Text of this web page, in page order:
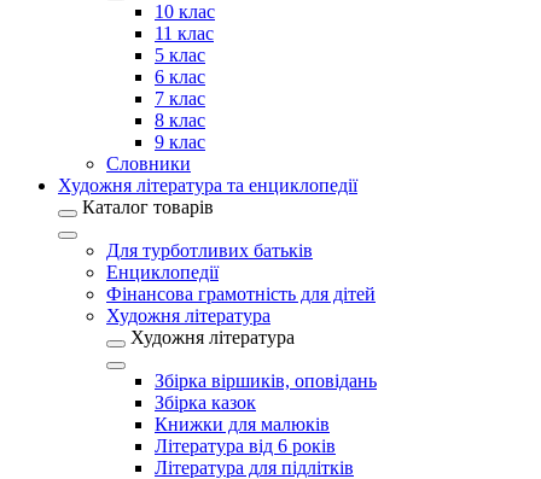
10 клас
11 клас
5 клас
6 клас
7 клас
8 клас
9 клас
Словники
Художня література та енциклопедії
Каталог товарів
Для турботливих батьків
Енциклопедії
Фінансова грамотність для дітей
Художня література
Художня література
Збірка віршиків, оповідань
Збірка казок
Книжки для малюків
Література від 6 років
Література для підлітків